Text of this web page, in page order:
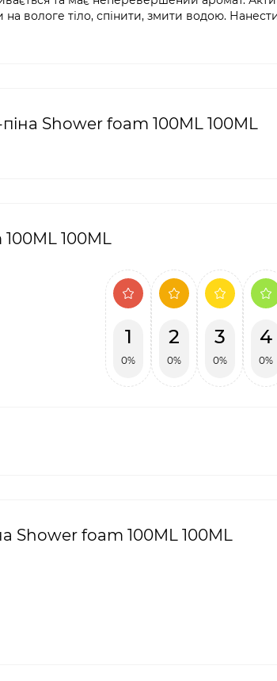
вологе тіло, спінити, змити водою.
Shower foam 100ML 100ML
100ML
1
0%
2
0%
3
0%
4
0%
Shower foam 100ML 100ML